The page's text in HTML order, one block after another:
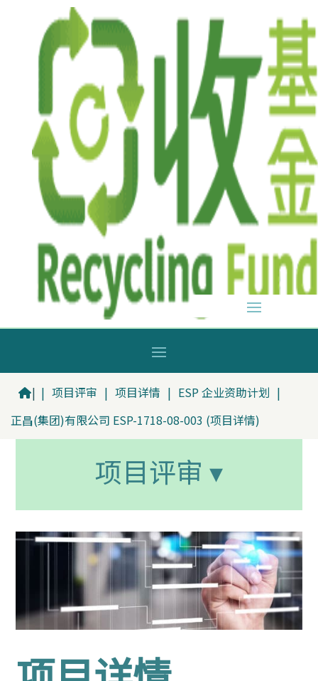
| | 项目评审 | 项目详情 | ESP 企业资助计划 |
正昌(集团)有限公司 ESP-1718-08-003 (项目详情)
项目评审 ▾